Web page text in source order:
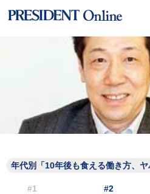
年代別「10年後も食える働き方、ヤ
#1 #2